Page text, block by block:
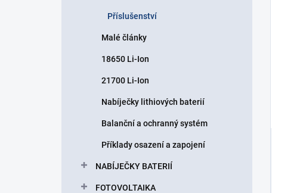
Příslušenství
Malé články
18650 Li-Ion
21700 Li-Ion
Nabíječky lithiových baterií
Balanční a ochranný systém
Příklady osazení a zapojení
NABÍJEČKY BATERIÍ
FOTOVOLTAIKA